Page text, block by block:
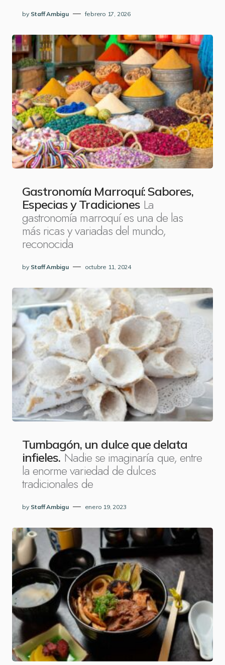
by Staff Ambigu febrero 17, 2026
Gastronomía Marroquí: Sabores,
Especias y Tradiciones La
gastronomía marroquí es una de las
más ricas y variadas del mundo,
reconocida
by Staff Ambigu octubre 11, 2024
Tumbagón, un dulce que delata
infieles. Nadie se imaginaría que, entre
la enorme variedad de dulces
tradicionales de
by Staff Ambigu enero 19, 2023